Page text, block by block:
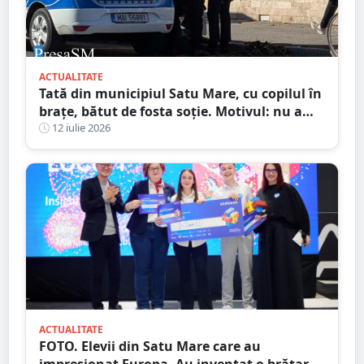
ACTUALITATE
Tată din municipiul Satu Mare, cu copilul în
brațe, bătut de fosta soție. Motivul: nu a
vrut să meargă în excursie
12 iulie 2026
ACTUALITATE
FOTO. Elevii din Satu Mare care au